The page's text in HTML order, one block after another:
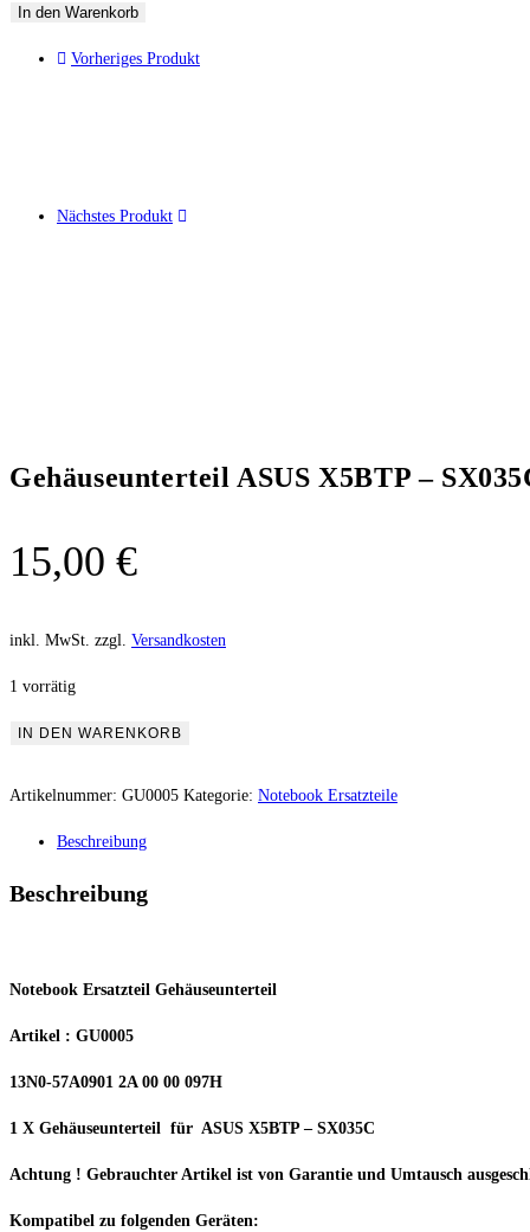
In den Warenkorb
Vorheriges Produkt
Nächstes Produkt
Gehäuseunterteil ASUS X5BTP –
15,00 €
inkl. MwSt. zzgl. Versandkosten
1 vorrätig
IN DEN WARENKORB
Artikelnummer: GU0005 Kategorie: Notebook Ersatzteile
Beschreibung
Beschreibung
Notebook Ersatzteil Gehäuseunterteil
Artikel : GU0005
13N0-57A0901 2A 00 00 097H
1 X Gehäuseunterteil für ASUS X5BTP – SX035C
Achtung ! Gebrauchter Artikel ist von Garantie und Umtausch
Kompatibel zu folgenden Geräten: